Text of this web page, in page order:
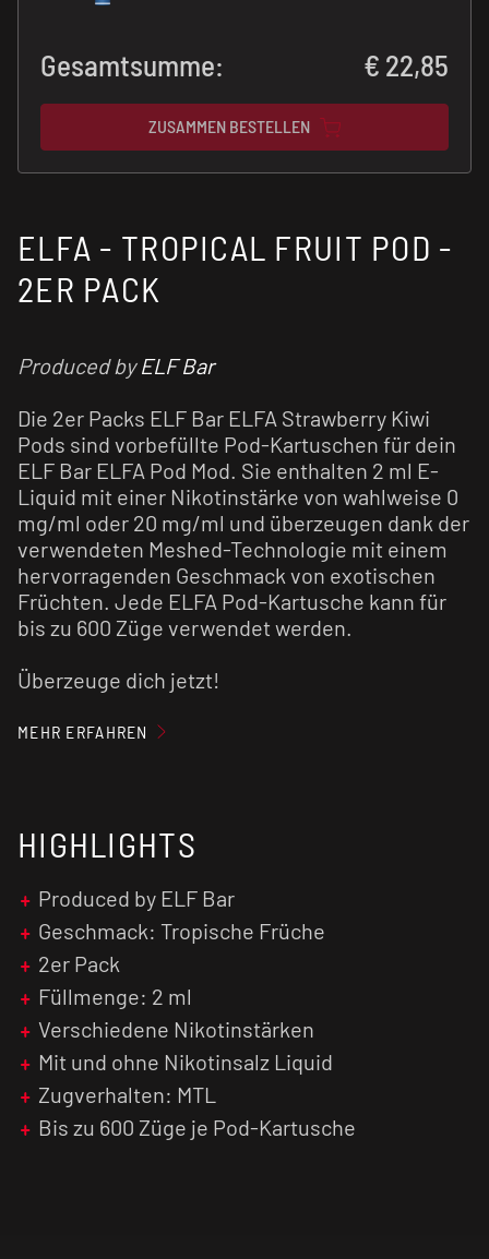
Gesamtsumme: € 22,85
ZUSAMMEN BESTELLEN
ELFA - TROPICAL FRUIT POD -
2ER PACK
Produced byELF Bar
Die 2er Packs ELF Bar ELFA Strawberry Kiwi
Pods sind vorbefüllte Pod-Kartuschen für dein
ELF Bar ELFA Pod Mod. Sie enthalten 2 ml E-
Liquid mit einer Nikotinstärke von wahlweise 0
mg/ml oder 20 mg/ml und überzeugen dank der
verwendeten Meshed-Technologie mit einem
hervorragenden Geschmack von exotischen
Früchten. Jede ELFA Pod-Kartusche kann für
bis zu 600 Züge verwendet werden.
Überzeuge dich jetzt!
MEHR ERFAHREN
HIGHLIGHTS
Produced by ELF Bar
Geschmack: Tropische Früche
2er Pack
Füllmenge: 2 ml
Verschiedene Nikotinstärken
Mit und ohne Nikotinsalz Liquid
Zugverhalten: MTL
Bis zu 600 Züge je Pod-Kartusche